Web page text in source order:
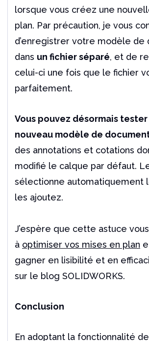
lorsque vous créez une
plan. Par précaution, je vous
d’enregistrer votre modèle de
dans un fichier séparé, et de
celui-ci une fois que le fichier
parfaitement.
Vous pouvez désormais
nouveau modèle de
des annotations et cotations
modifié le calque par défaut.
sélectionne automatiquement
les ajoutez.
J’espère que cette astuce
à optimiser vos mises en plan
gagner en lisibilité et en
sur le blog SOLIDWORKS.
Conclusion
En adoptant la fonctionnalité